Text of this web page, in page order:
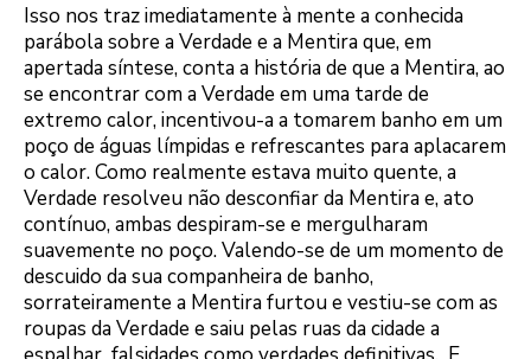
Isso nos traz imediatamente à mente a conhecida
parábola sobre a Verdade e a Mentira que, em
apertada síntese, conta a história de que a Mentira, ao
se encontrar com a Verdade em uma tarde de
extremo calor, incentivou-a a tomarem banho em um
poço de águas límpidas e refrescantes para aplacarem
o calor. Como realmente estava muito quente, a
Verdade resolveu não desconfiar da Mentira e, ato
contínuo, ambas despiram-se e mergulharam
suavemente no poço. Valendo-se de um momento de
descuido da sua companheira de banho,
sorrateiramente a Mentira furtou e vestiu-se com as
roupas da Verdade e saiu pelas ruas da cidade a